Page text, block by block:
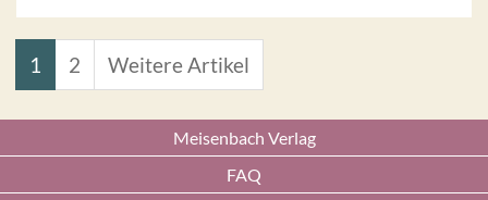
1 2 Weitere Artikel
Meisenbach Verlag
FAQ